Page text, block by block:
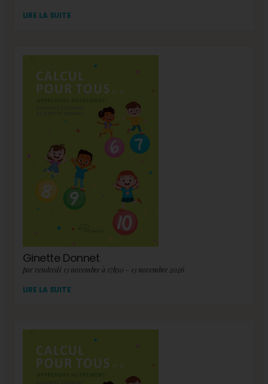
LIRE LA SUITE
Ginette Donnet
par vendredi 13 novembre à 17h30 - 13 novembre 2026
LIRE LA SUITE